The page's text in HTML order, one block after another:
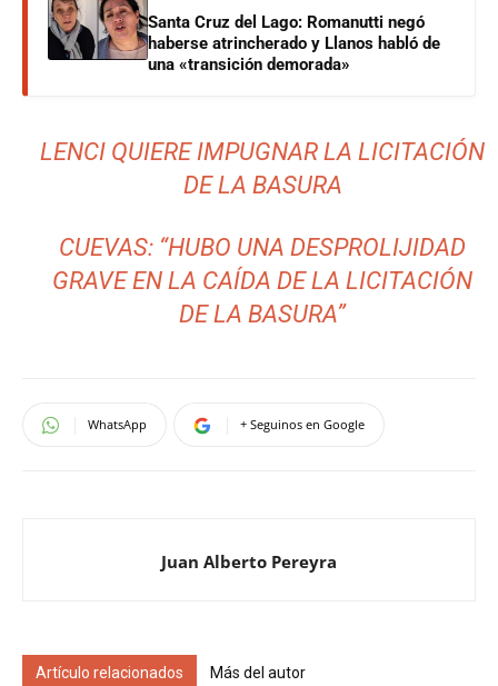
Santa Cruz del Lago: Romanutti negó
haberse atrincherado y Llanos habló de
una «transición demorada»
LENCI QUIERE IMPUGNAR LA LICITACIÓN
DE LA BASURA
CUEVAS: “HUBO UNA DESPROLIJIDAD
GRAVE EN LA CAÍDA DE LA LICITACIÓN
DE LA BASURA”
WhatsApp + Seguinos en Google
Juan Alberto Pereyra
Artículo relacionados Más del autor